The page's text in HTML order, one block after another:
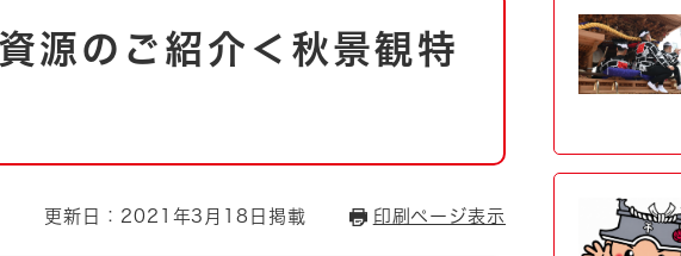
市役所・施設の案内
源のご紹介＜秋景観特
更新日：2021年3月18日掲載 印刷ページ表示